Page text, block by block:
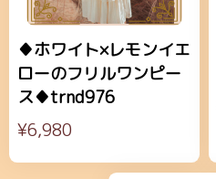
♦ホワイト×レモンイエ
ローのフリルワンピー
ス♦trnd976
¥6,980